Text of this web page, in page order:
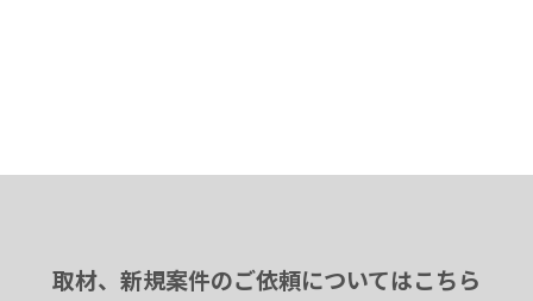
取材、新規案件のご依頼についてはこちら